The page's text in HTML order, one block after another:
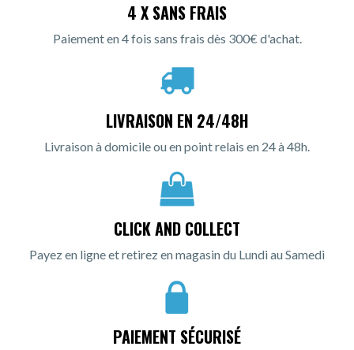
4 X SANS FRAIS
Paiement en 4 fois sans frais dès 300€ d'achat.
LIVRAISON EN 24/48H
Livraison à domicile ou en point relais en 24 à 48h.
CLICK AND COLLECT
Payez en ligne et retirez en magasin du Lundi au Samedi
PAIEMENT SÉCURISÉ